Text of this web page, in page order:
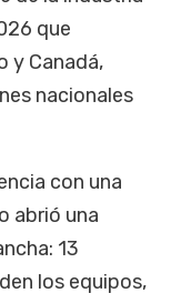
que
y Canadá,
nacionales
con una
abrió una
13
los equipos,